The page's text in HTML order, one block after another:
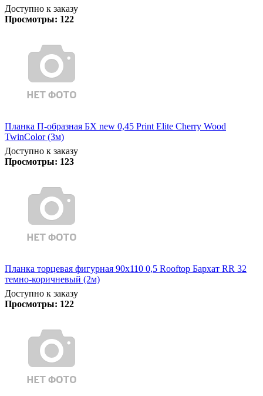
Доступно к заказу
Просмотры: 122
Планка П-образная БХ new 0,45 Print Elite Cherry Wood
TwinColor (3м)
Доступно к заказу
Просмотры: 123
Планка торцевая фигурная 90х110 0,5 Rooftop Бархат RR 32
темно-коричневый (2м)
Доступно к заказу
Просмотры: 122